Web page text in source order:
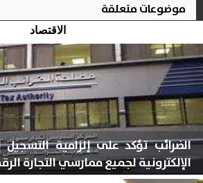
موضوعات متعلقة
الاقتصاد
الضرائب تؤكد على إلزامية التسجيل
الإلكترونية لجميع ممارسي التجارة